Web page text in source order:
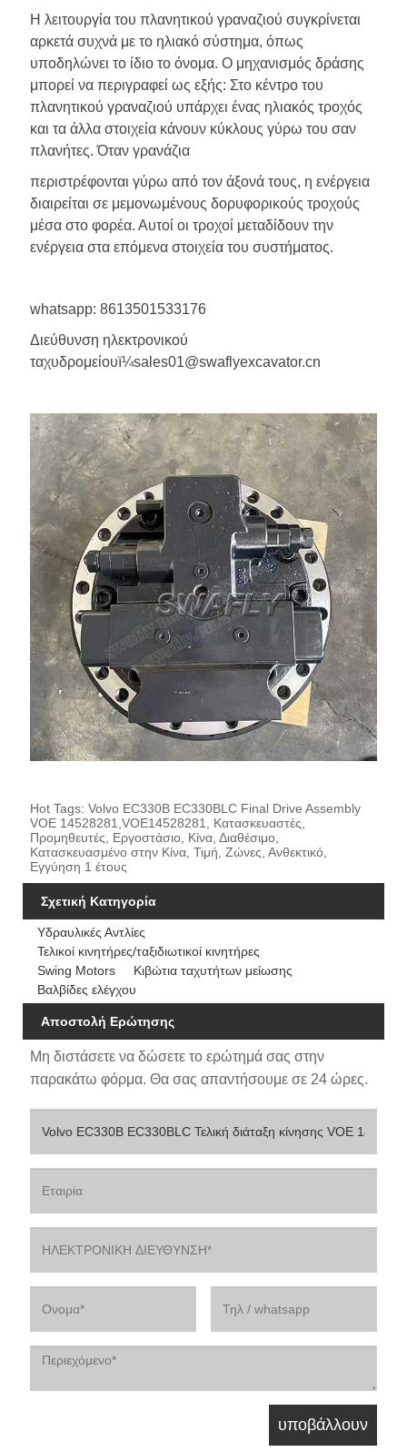
Η λειτουργία του πλανητικού γραναζιού συγκρίνεται
αρκετά συχνά με το ηλιακό σύστημα, όπως
υποδηλώνει το ίδιο το όνομα. Ο μηχανισμός δράσης
μπορεί να περιγραφεί ως εξής: Στο κέντρο του
πλανητικού γραναζιού υπάρχει ένας ηλιακός τροχός
και τα άλλα στοιχεία κάνουν κύκλους γύρω του σαν
πλανήτες. Όταν γρανάζια
περιστρέφονται γύρω από τον άξονά τους, η ενέργεια
διαιρείται σε μεμονωμένους δορυφορικούς τροχούς
μέσα στο φορέα. Αυτοί οι τροχοί μεταδίδουν την
ενέργεια στα επόμενα στοιχεία του συστήματος.
whatsapp: 8613501533176
Διεύθυνση ηλεκτρονικού
ταχυδρομείουï¼sales01@swaflyexcavator.cn
Hot Tags: Volvo EC330B EC330BLC Final Drive Assembly
VOE 14528281,VOE14528281, Κατασκευαστές,
Προμηθευτές, Εργοστάσιο, Κίνα, Διαθέσιμο,
Κατασκευασμένο στην Κίνα, Τιμή, Ζώνες, Ανθεκτικό,
Εγγύηση 1 έτους
Σχετική Κατηγορία
Υδραυλικές Αντλίες
Τελικοί κινητήρες/ταξιδιωτικοί κινητήρες
Swing Motors
Κιβώτια ταχυτήτων μείωσης
Βαλβίδες ελέγχου
Αποστολή Ερώτησης
Μη διστάσετε να δώσετε το ερώτημά σας στην
παρακάτω φόρμα. Θα σας απαντήσουμε σε 24 ώρες.